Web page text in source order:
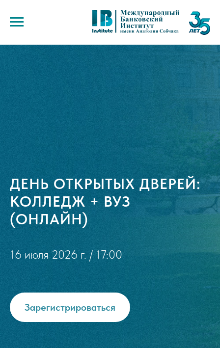
ДЕНЬ ОТКРЫТЫХ ДВЕРЕЙ:
КОЛЛЕДЖ + ВУЗ
(ОНЛАЙН)
16 июля 2026 г. / 17:00
Зарегистрироваться